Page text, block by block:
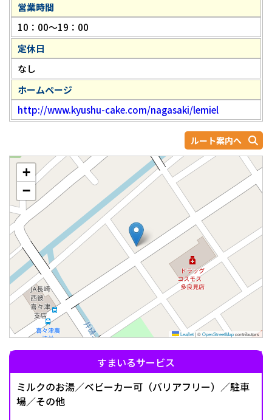
営業時間
10：00～19：00
定休日
なし
ホームページ
http://www.kyushu-cake.com/nagasaki/lemiel
ルート案内へ
+
−
Leaflet|©OpenStreetMapcontributors
すまいるサービス
ミルクのお湯／ベビーカー可（バリアフリー）／駐車
場／その他